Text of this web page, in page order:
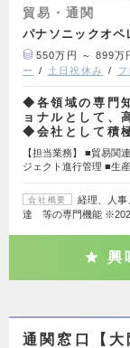
貿易・通関
パナソニックオペ
550万円 ～ 899万
ー
土日祝休み
◆各領域の専門
ョナルとして、
◆会社として積
【担当業務】 ■貿易関
ジェクト進行管理 ■生
会社概要
経理、人事
達 等の専門機能
興
通関窓口【